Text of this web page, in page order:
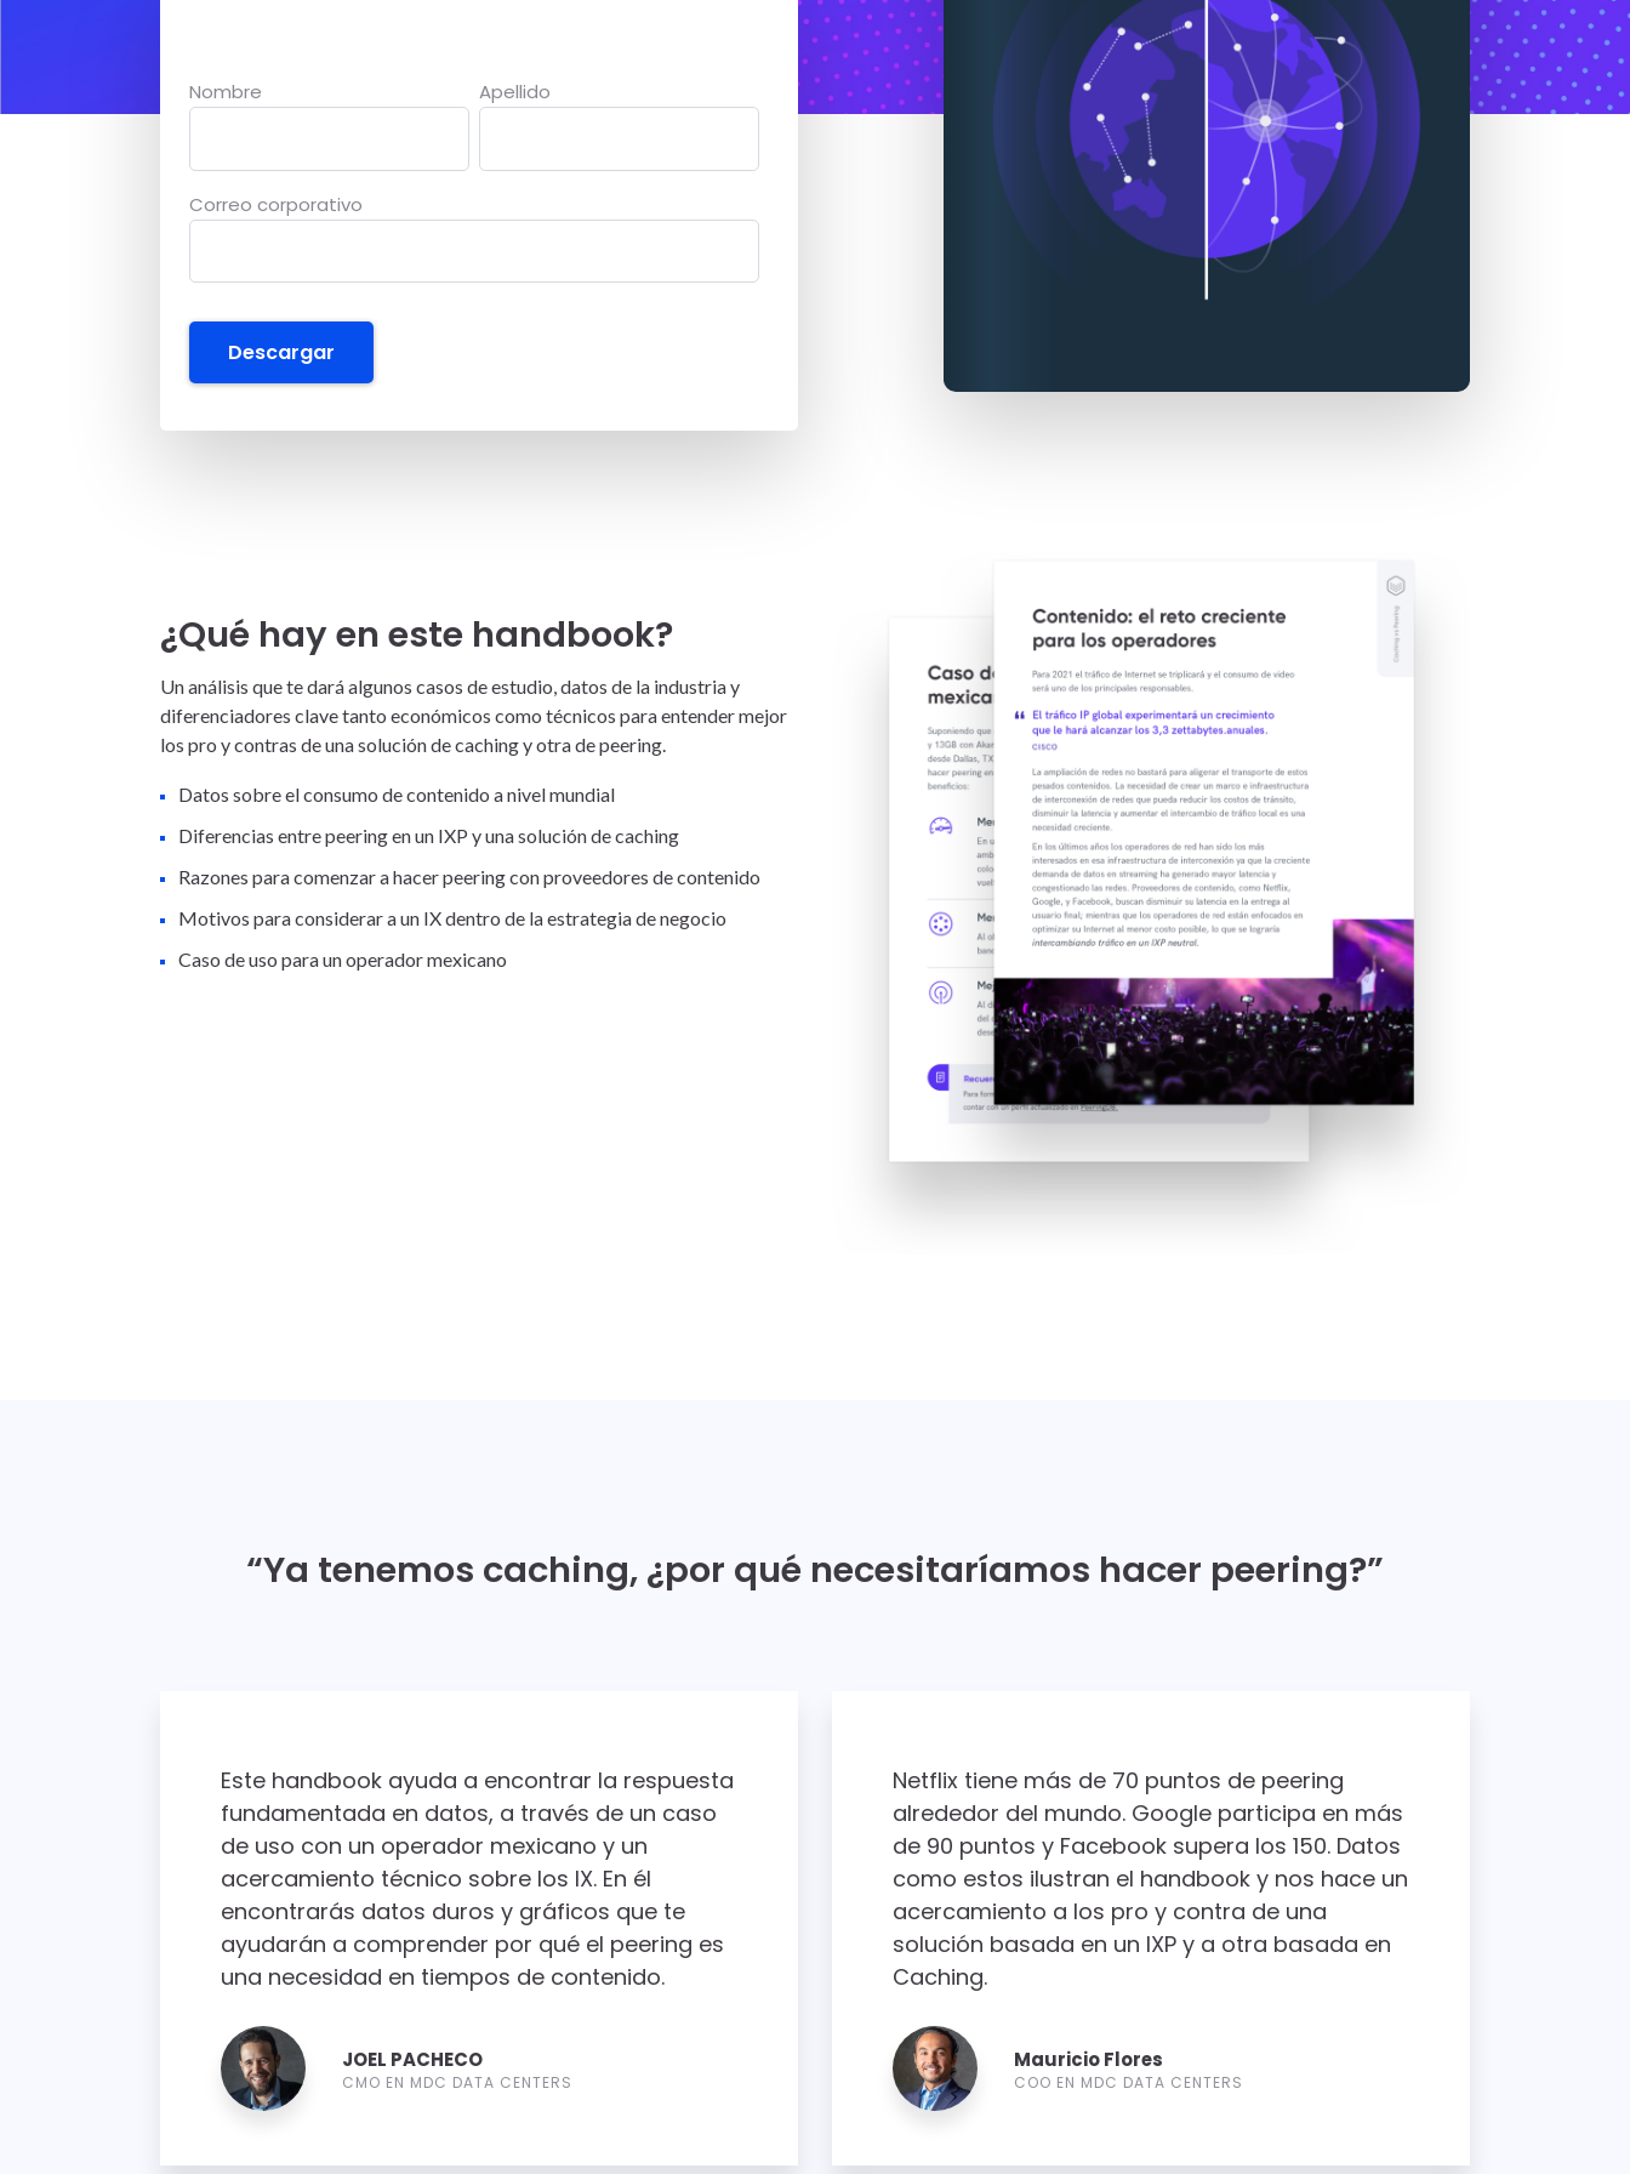
Nombre Apellido
Correo corporativo
¿Qué hay en este handbook?
Un análisis que te dará algunos casos de estudio, datos de la industria y
diferenciadores clave tanto económicos como técnicos para entender mejor
los pro y contras de una solución de caching y otra de peering.
Datos sobre el consumo de contenido a nivel mundial
Diferencias entre peering en un IXP y una solución de caching
Razones para comenzar a hacer peering con proveedores de contenido
Motivos para considerar a un IX dentro de la estrategia de negocio
Caso de uso para un operador mexicano
“Ya tenemos caching, ¿por qué necesitaríamos hacer peering?”
Este handbook ayuda a encontrar la respuesta
fundamentada en datos, a través de un caso
de uso con un operador mexicano y un
acercamiento técnico sobre los IX. En él
encontrarás datos duros y gráficos que te
ayudarán a comprender por qué el peering es
una necesidad en tiempos de contenido.
JOEL PACHECO
CMO EN MDC DATA CENTERS
Netflix tiene más de 70 puntos de peering
alrededor del mundo. Google participa en más
de 90 puntos y Facebook supera los 150. Datos
como estos ilustran el handbook y nos hace un
acercamiento a los pro y contra de una
solución basada en un IXP y a otra basada en
Caching.
Mauricio Flores
COO EN MDC DATA CENTERS